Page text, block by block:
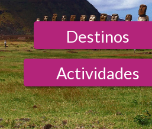
Destinos
Actividades